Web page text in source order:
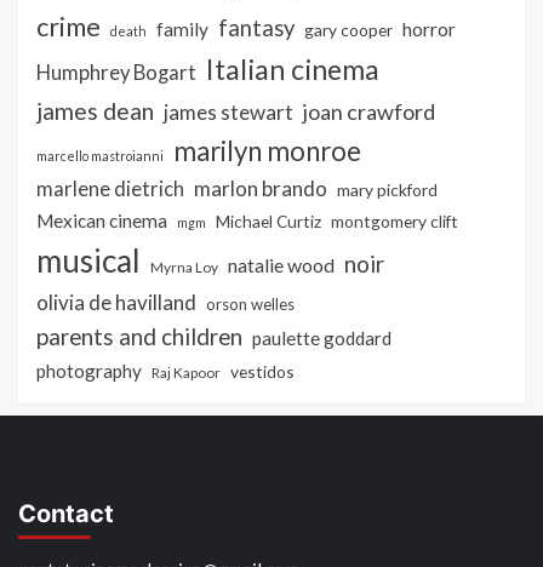
crime death family fantasy gary cooper horror
Humphrey Bogart Italian cinema
james dean james stewart joan crawford
marcello mastroianni marilyn monroe
marlene dietrich marlon brando mary pickford
Mexican cinema mgm Michael Curtiz montgomery clift
musical Myrna Loy natalie wood noir
olivia de havilland orson welles
parents and children paulette goddard
photography Raj Kapoor vestidos
Contact